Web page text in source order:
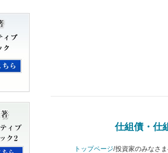
仕組債・仕
トップページ/投資家のみなさ